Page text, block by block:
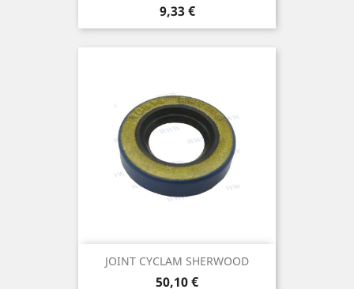
Prix
9,33 €
JOINT CYCLAM SHERWOOD
Prix
50,10 €